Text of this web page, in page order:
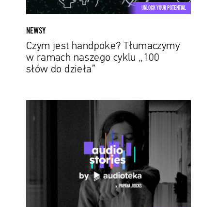
słów
do
dzieła”
UNLOCK YOUR POTENTIAL
NEWSY
Czym jest handpoke? Tłumaczymy
w ramach naszego cyklu „100
słów do dzieła”
nową